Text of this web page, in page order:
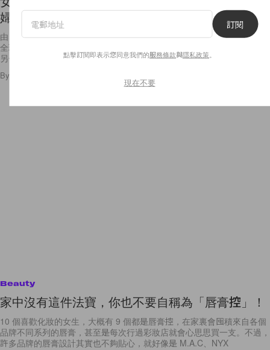
婦」終於要推出獨立電影了！
由 Gal Gadot 主演的 DC 電影《神奇女俠》（Wonder Woman）上年在
全球叫好叫座，令女英雄成為一大趨勢。眼見對手的電影取得空前成功，
另一超級英雄電影公司 Marvel
By
Beauty
家中沒有這件法寶，你也不要自稱為「唇膏控」！
10 個喜歡化妝的女生，大概有 9 個都是唇膏控，在家裏會囤積來自各個
品牌不同系列的唇膏，甚至是每次行過彩妝店就會心思思買一支。不過，
許多品牌的唇膏設計其實也不夠貼心，就好像是 M.A.C、NYX
訂閱
點擊訂閱即表示您同意我們的服務條款與隱私政策
現在不要